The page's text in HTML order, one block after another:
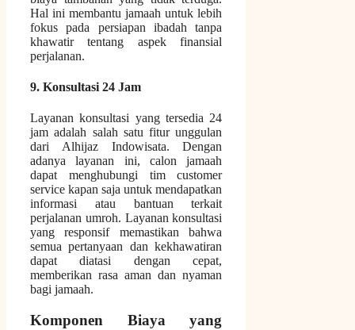
Hal ini membantu jamaah untuk lebih
fokus pada persiapan ibadah tanpa
khawatir tentang aspek finansial
perjalanan.
9. Konsultasi 24 Jam
Layanan konsultasi yang tersedia 24
jam adalah salah satu fitur unggulan
dari Alhijaz Indowisata. Dengan
adanya layanan ini, calon jamaah
dapat menghubungi tim customer
service kapan saja untuk mendapatkan
informasi atau bantuan terkait
perjalanan umroh. Layanan konsultasi
yang responsif memastikan bahwa
semua pertanyaan dan kekhawatiran
dapat diatasi dengan cepat,
memberikan rasa aman dan nyaman
bagi jamaah.
Komponen Biaya yang